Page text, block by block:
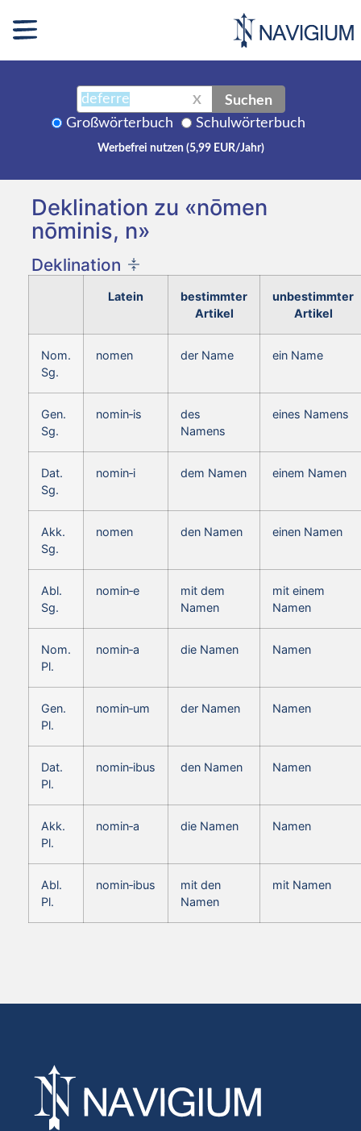
X Suchen
Großwörterbuch Schulwörterbuch
Werbefrei nutzen (5,99 EUR/Jahr)
Deklination zu «nōmen
nōminis, n»
Deklination
Latein
bestimmter
Artikel
unbestimmter
Artikel
Nom.
Sg.
nomen der Name ein Name
Gen.
Sg.
nomin‑is
des
Namens
eines Namens
Dat.
Sg.
nomin‑i dem Namen einem Namen
Akk.
Sg.
nomen den Namen einen Namen
Abl.
Sg.
nomin‑e
mit dem
Namen
mit einem
Namen
Nom.
Pl.
nomin‑a die Namen Namen
Gen.
Pl.
nomin‑um der Namen Namen
Dat.
Pl.
nomin‑ibus den Namen Namen
Akk.
Pl.
nomin‑a die Namen Namen
Abl.
Pl.
nomin‑ibus
mit den
Namen
mit Namen